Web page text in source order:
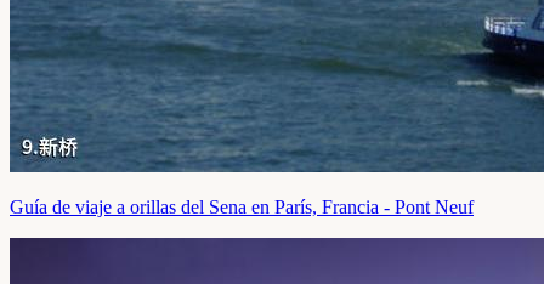
Guía de viaje a orillas del Sena en París, Francia - Pont Neuf